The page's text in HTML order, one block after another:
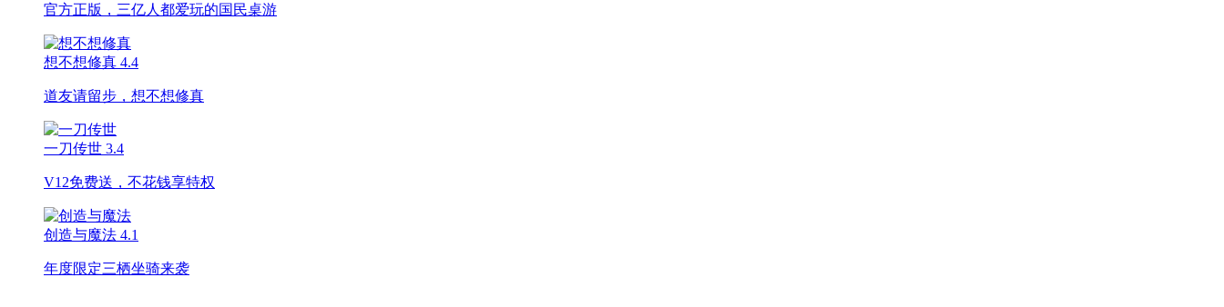
官方正版，三亿人都爱玩的国民桌游
想不想修真 4.4
道友请留步，想不想修真
一刀传世 3.4
V12免费送，不花钱享特权
创造与魔法 4.1
年度限定三栖坐骑来袭